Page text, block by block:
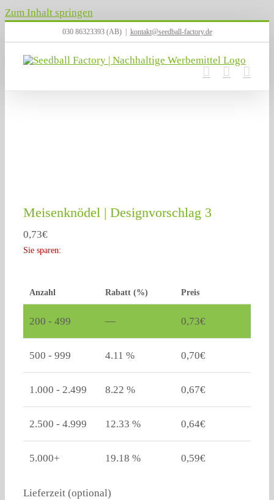
Zum Inhalt springen
030 86323393 (AB) kontakt@seedball-factory.de
Meisenknödel | Designvorschlag 3
0,73€
Sie sparen:
Anzahl Rabatt (%) Preis
200 - 499 — 0,73€
500 - 999 4.11 % 0,70€
1.000 - 2.499 8.22 % 0,67€
2.500 - 4.999 12.33 % 0,64€
5.000+ 19.18 % 0,59€
Lieferzeit (optional)